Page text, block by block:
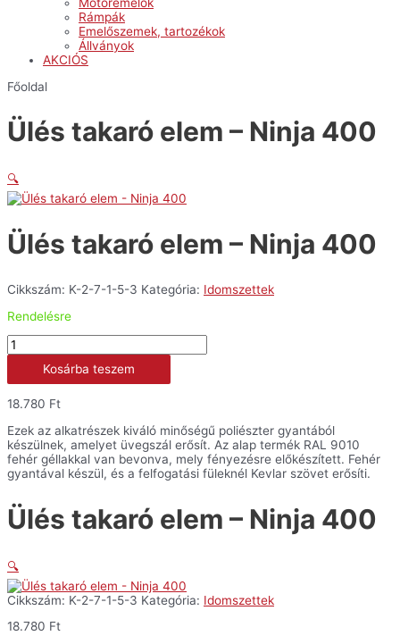
Rámpák
Emelőszemek, tartozékok
Állványok
AKCIÓS
Főoldal
Ülés takaró elem – Ninja 400
🔍
Ülés takaró elem – Ninja 400
Cikkszám: K-2-7-1-5-3 Kategória: Idomszettek
Rendelésre
Ülés
takaró
-
Ninja
400
mennyiség
Kosárba teszem
18.780 Ft
Ezek az alkatrészek kiváló minőségű poliészter gyantából
készülnek, amelyet üvegszál erősít. Az alap termék RAL 9010
fehér géllakkal van bevonva, mely fényezésre előkészített. Fehér
gyantával készül, és a felfogatási füleknél Kevlar szövet erősíti.
Ülés takaró elem – Ninja 400
🔍
Cikkszám: K-2-7-1-5-3 Kategória: Idomszettek
18.780 Ft